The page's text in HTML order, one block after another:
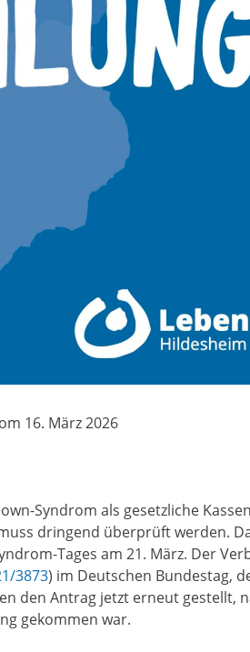
16. März 2026
Syndrom als gesetzliche
dringend überprüft werden.
Tages am 21. März. Der
3873) im Deutschen Bundestag,
den Antrag jetzt erneut gestellt,
gekommen war.